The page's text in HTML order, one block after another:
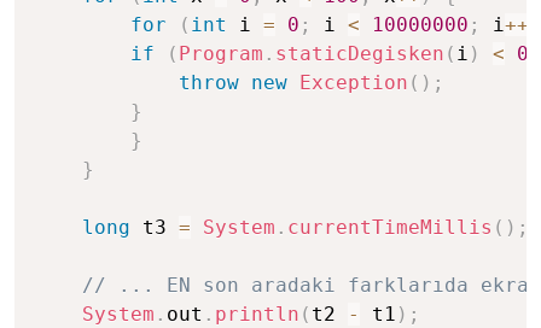
for
( int i = 0 ; i < 10000000 ; i++
if
( Program . staticDegisken ( i ) < 0
throw new Exception ( ) ;
}
}
}
long t3 = System . currentTimeMillis ( ) ;
// ... EN son aradaki farklarıda
System . out . println ( t2 - t1 ) ;